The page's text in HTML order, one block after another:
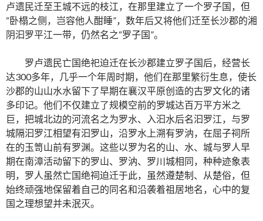
卢遗民迁至王城不远的枝江，在那里建立了一个罗子国，但
“卧榻之侧，岂容他人酣睡”，数年后又将他们迁至长沙郡的湘
阴汩罗平江一带，仍然名之“罗子国”。
罗卢遗民亡国绝祀迫迁在长沙郡建立罗子国后，经营长
达300多年，几乎一个年周时期，他们在那里繁衍生息，使长
沙郡的山山水水留下了早期在襄汉平原创造的古罗文化的诸
多印记。他们不仅建立了规模空前的罗城达百万平方米之
巨，把城北边的河流名之为罗水、入汩水后名汩罗江，与罗
城隔汩罗江相望有汩罗山，沿罗水上溯有罗汭，在屈子祠所
在的玉笥山前有罗渊。这些以罗为名的山、水、城与罗人早
期在南漳活动留下的罗山、罗汭、罗川城相同，种种迹象表
明，罗人虽然亡国绝祠迫迁于此，虽然遵楚制、从楚俗，但
始终顽强地保留着自己的同名和沿袭着祖居地名，心中的复
国之理想望并未泯灭。